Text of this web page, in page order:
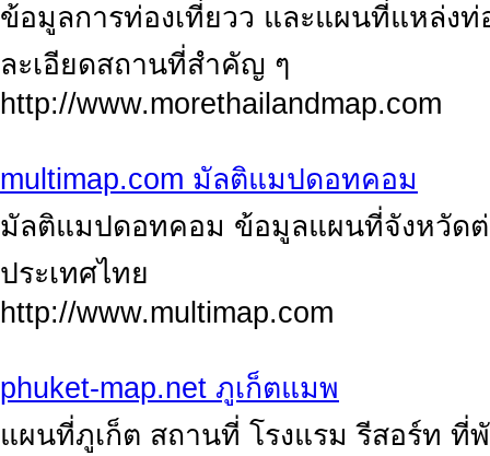
ข้อมูลการท่องเที่ยวว และแผนที่แหล่งท่
ละเอียดสถานที่สำคัญ ๆ
http://www.morethailandmap.com
multimap.com มัลติแมปดอทคอม
มัลติแมปดอทคอม ข้อมูลแผนที่จังหวัดต่
ประเทศไทย
http://www.multimap.com
phuket-map.net ภูเก็ตแมพ
แผนที่ภูเก็ต สถานที่ โรงแรม รีสอร์ท ที่